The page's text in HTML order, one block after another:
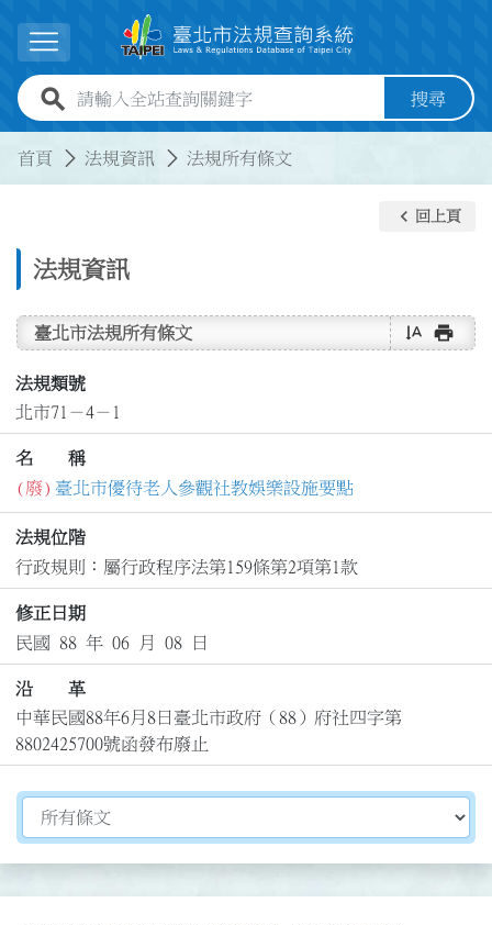
展開選單
全站查詢關鍵字欄位 搜尋
首頁 法規資訊 法規所有條文
法規資訊
keyboard_arrow_left 回上頁
臺北市法規所有條文 text_rotate_vertical print
法規類號
北市71－4－1
名 稱
(廢) 臺北市優待老人參觀社教娛樂設施要點
法規位階
行政規則：屬行政程序法第159條第2項第1款
修正日期
民國 88 年 06 月 08 日
沿 革
中華民國88年6月8日臺北市政府（88）府社四字第
8802425700號函發布廢止
切換選擇法規資訊內容